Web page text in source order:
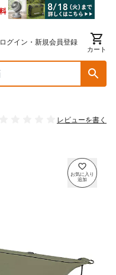
ログイン・新規会員登録
カート
レビューを書く